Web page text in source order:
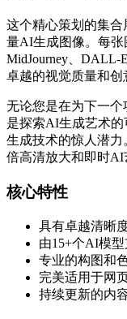
这个精心策划的集
量AI生成图像。每
MidJourney、DALL-
卓越的视觉质量和创
无论您是在为下一
是探索AI生成艺术
生成技术的惊人潜
倍高清放大和即时AI
核心特性
具有卓越清晰
由15+个AI模
专业的构图和
完美适用于网
持续更新的内